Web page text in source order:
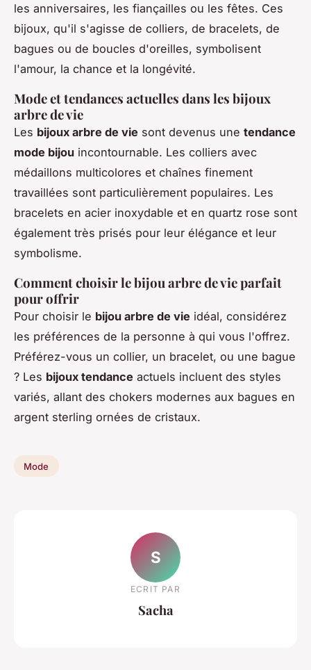
les anniversaires, les fiançailles ou les fêtes. Ces
bijoux, qu'il s'agisse de colliers, de bracelets, de
bagues ou de boucles d'oreilles, symbolisent
l'amour, la chance et la longévité.
Mode et tendances actuelles dans les bijoux
arbre de vie
Les bijoux arbre de vie sont devenus une tendance
mode bijou incontournable. Les colliers avec
médaillons multicolores et chaînes finement
travaillées sont particulièrement populaires. Les
bracelets en acier inoxydable et en quartz rose sont
également très prisés pour leur élégance et leur
symbolisme.
Comment choisir le bijou arbre de vie parfait
pour offrir
Pour choisir le bijou arbre de vie idéal, considérez
les préférences de la personne à qui vous l'offrez.
Préférez-vous un collier, un bracelet, ou une bague
? Les bijoux tendance actuels incluent des styles
variés, allant des chokers modernes aux bagues en
argent sterling ornées de cristaux.
Mode
S
ECRIT PAR
Sacha